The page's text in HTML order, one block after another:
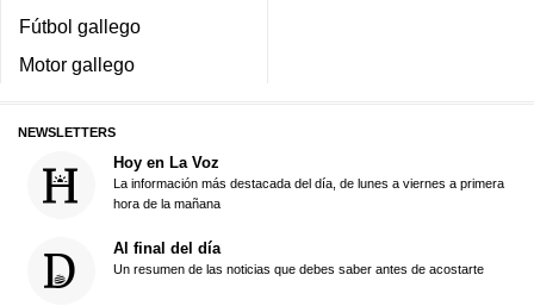
Fútbol gallego
Motor gallego
NEWSLETTERS
Hoy en La Voz
La información más destacada del día, de lunes a viernes a primera
hora de la mañana
Al final del día
Un resumen de las noticias que debes saber antes de acostarte